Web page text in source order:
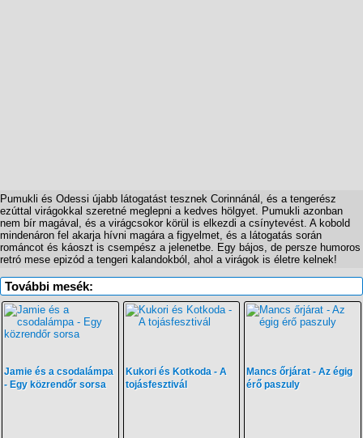
Pumukli és Odessi újabb látogatást tesznek Corinnánál, és a tengerész
ezúttal virágokkal szeretné meglepni a kedves hölgyet. Pumukli azonban
nem bír magával, és a virágcsokor körül is elkezdi a csínytevést. A kobold
mindenáron fel akarja hívni magára a figyelmet, és a látogatás során
románcot és káoszt is csempész a jelenetbe. Egy bájos, de persze humoros
retró mese epizód a tengeri kalandokból, ahol a virágok is életre kelnek!
További mesék:
Jamie és a csodalámpa
- Egy közrendőr sorsa
Kukori és Kotkoda - A
tojásfesztivál
Mancs őrjárat - Az égig
érő paszuly